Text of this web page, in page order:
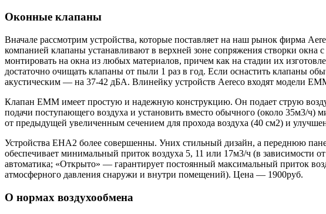
Оконные клапаны
Вначале рассмотрим устройства, которые поставляет на наш рынок фирма
компанией клапаны устанавливают в верхней зоне сопряжения створки
монтировать на окна из любых материалов, причем как на стадии их
достаточно очищать клапаны от пыли 1 раз в год. Если оснастить клапаны
акустическим — на 37-42 дБА. Влинейку устройств Aereco входят модели
Клапан EMM имеет простую и надежную конструкцию. Он подает струю
подачи поступающего воздуха и установить вместо обычного (около 35м3/
от предыдущей увеличенным сечением для прохода воздуха (40 см2) и
Устройства EHA2 более совершенны. Уних стильный дизайн, а переднюю
обеспечивает минимальный приток воздуха 5, 11 или 17м3/ч (в зависимости
автоматика; «Открыто» — гарантирует постоянный максимальный приток
атмосферного давления снаружи и внутри помещений). Цена — 1900руб.
О нормах воздухообмена